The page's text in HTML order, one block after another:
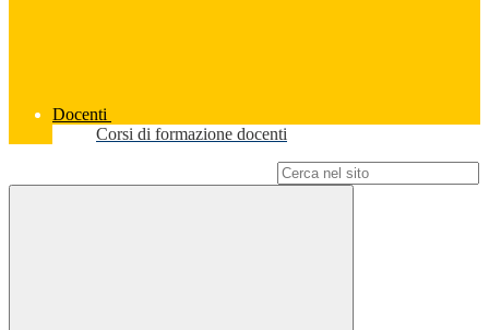
Docenti
Corsi di formazione docenti